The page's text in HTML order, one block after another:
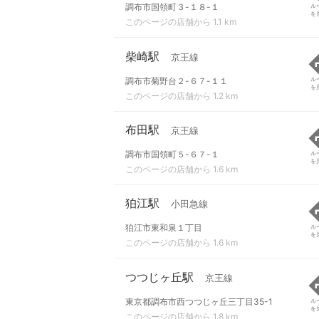
調布市国領町３-１８-１
このページの店舗から 1.1 km
ル
を
柴崎駅 京王線
調布市菊野台２-６７-１１
このページの店舗から 1.2 km
ル
を
布田駅 京王線
調布市国領町５-６７-１
このページの店舗から 1.6 km
ル
を
狛江駅 小田急線
狛江市東和泉１丁目
このページの店舗から 1.6 km
ル
を
つつじヶ丘駅 京王線
東京都調布市西つつじヶ丘三丁目35-1
このページの店舗から 1.8 km
ル
を